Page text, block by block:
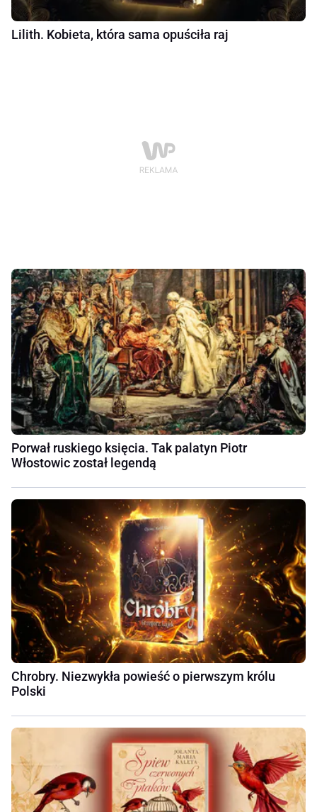
Lilith. Kobieta, która sama opuściła raj
Porwał ruskiego księcia. Tak palatyn Piotr
Włostowic został legendą
Chrobry. Niezwykła powieść o pierwszym królu
Polski